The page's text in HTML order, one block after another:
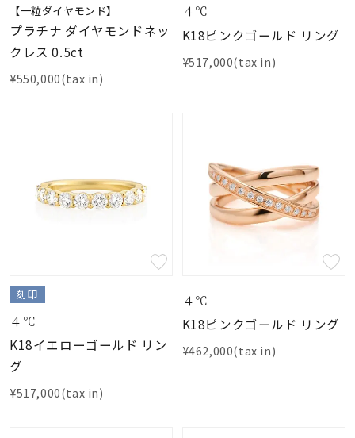
【一粒ダイヤモンド】
プラチナ ダイヤモンドネッ
クレス 0.5ct
¥550,000(tax in)
４℃
K18ピンクゴールド リング
¥517,000(tax in)
刻印
４℃
K18イエローゴールド リン
グ
¥517,000(tax in)
４℃
K18ピンクゴールド リング
¥462,000(tax in)